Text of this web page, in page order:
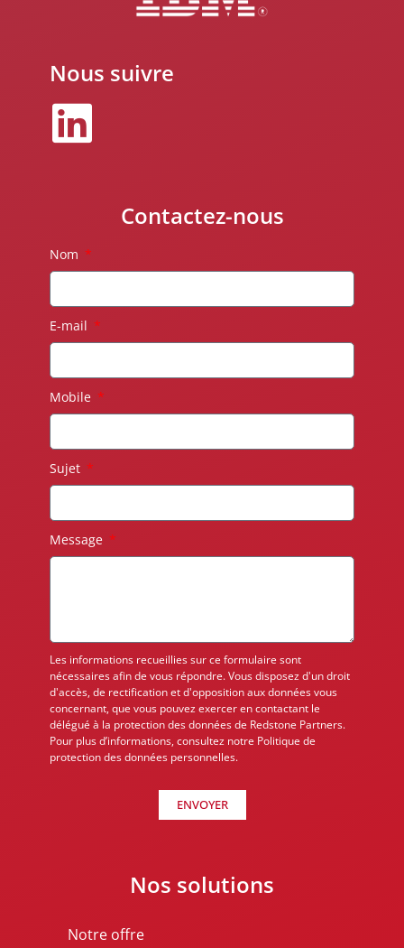
Nous suivre
Contactez-nous
Nom
E-mail
Mobile
Sujet
Message
Les informations recueillies sur ce formulaire sont
nécessaires afin de vous répondre. Vous disposez d'un droit
d'accès, de rectification et d'opposition aux données vous
concernant, que vous pouvez exercer en contactant le
délégué à la protection des données de Redstone Partners.
Pour plus d’informations, consultez notre Politique de
protection des données personnelles.
ENVOYER
Nos solutions
Notre offre